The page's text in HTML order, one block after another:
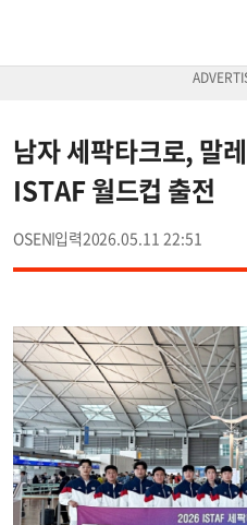
남자 세팍타크로, 말
ISTAF 월드컵 출전
OSEN 2026.05.11 22:51